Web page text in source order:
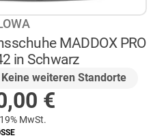
MADDOX PRO
in Schwarz
Keine weiteren Standorte
€
MwSt.